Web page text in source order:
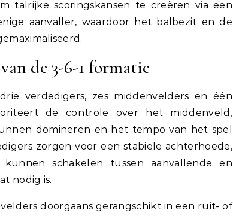
talrijke scoringskansen te creëren via een
aanvaller, waardoor het balbezit en de
de 3-6-1 formatie
verdedigers, zes middenvelders en één
de controle over het middenveld,
domineren en het tempo van het spel
zorgen voor een stabiele achterhoede,
schakelen tussen aanvallende en
nodig is.
doorgaans gerangschikt in een ruit- of